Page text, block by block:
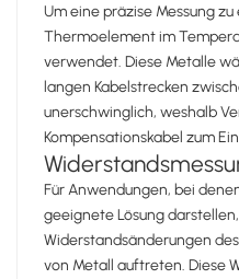
Um eine präzise Messung
Thermoelement im
verwendet. Diese Metalle
langen Kabelstrecken
unerschwinglich, weshalb
Kompensationskabel zum
Für Anwendungen, bei
geeignete Lösung
Widerstandsänderungen
von Metall auftreten. Diese